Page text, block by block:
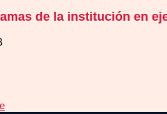
de la institución en